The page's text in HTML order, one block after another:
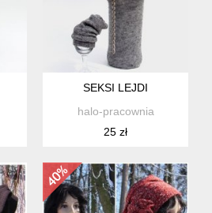
SEKSI LEJDI
halo-pracownia
25 zł